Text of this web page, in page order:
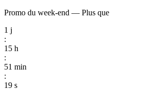
Promo du week-end — Plus que
1 j
:
15 h
:
51 min
:
18 s